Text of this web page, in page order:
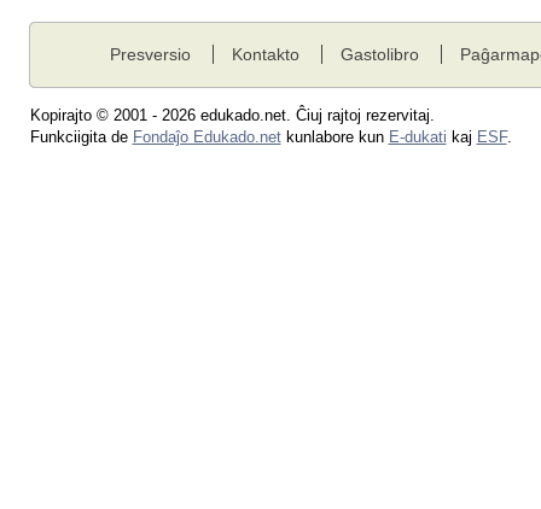
Presversio Kontakto Gastolibro
Kopirajto © 2001 - 2026 edukado.net. Ĉiuj rajtoj rezervitaj.
Funkciigita de Fondaĵo Edukado.netkunlabore kun E-dukati kaj ESF.